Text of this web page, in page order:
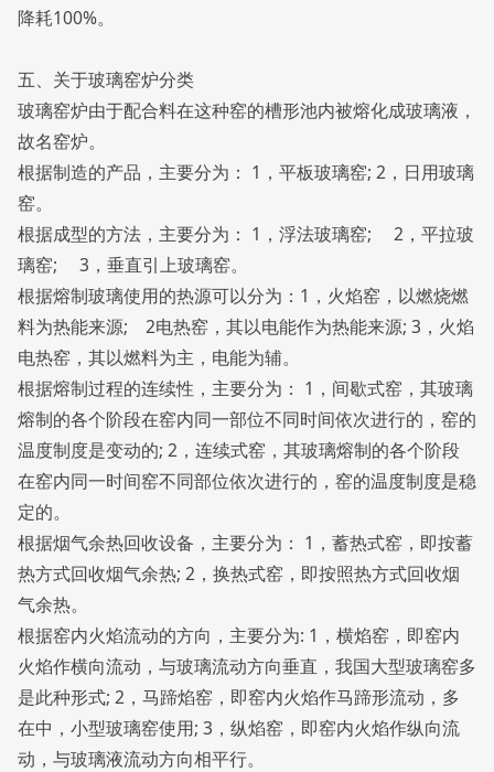
降耗100%。
五、关于玻璃窑炉分类
玻璃窑炉由于配合料在这种窑的槽形池内被熔化成玻璃液，
故名窑炉。
根据制造的产品，主要分为： 1，平板玻璃窑; 2，日用玻璃
窑。
根据成型的方法，主要分为： 1，浮法玻璃窑; 2，平拉玻
璃窑; 3，垂直引上玻璃窑。
根据熔制玻璃使用的热源可以分为：1，火焰窑，以燃烧燃
料为热能来源; 2电热窑，其以电能作为热能来源; 3，火焰
电热窑，其以燃料为主，电能为辅。
根据熔制过程的连续性，主要分为： 1，间歇式窑，其玻璃
熔制的各个阶段在窑内同一部位不同时间依次进行的，窑的
温度制度是变动的; 2，连续式窑，其玻璃熔制的各个阶段
在窑内同一时间窑不同部位依次进行的，窑的温度制度是稳
定的。
根据烟气余热回收设备，主要分为： 1，蓄热式窑，即按蓄
热方式回收烟气余热; 2，换热式窑，即按照热方式回收烟
气余热。
根据窑内火焰流动的方向，主要分为: 1，横焰窑，即窑内
火焰作横向流动，与玻璃流动方向垂直，我国大型玻璃窑多
是此种形式; 2，马蹄焰窑，即窑内火焰作马蹄形流动，多
在中，小型玻璃窑使用; 3，纵焰窑，即窑内火焰作纵向流
动，与玻璃液流动方向相平行。